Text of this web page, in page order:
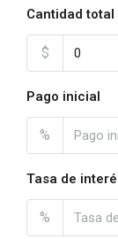
Cantidad total
$
Pago inicial
%
Tasa de
%